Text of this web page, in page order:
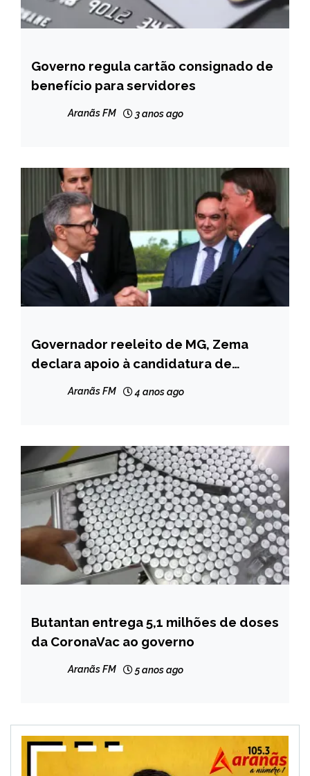
BRASIL
NOTÍCIAS
Governo regula cartão consignado de
benefício para servidores
Aranãs FM 3 anos ago
BRASIL
MINAS
Governador reeleito de MG, Zema
declara apoio à candidatura de
Aranãs FM 4 anos ago
BRASIL
NOTÍCIAS
Butantan entrega 5,1 milhões de doses
da CoronaVac ao governo
Aranãs FM 5 anos ago